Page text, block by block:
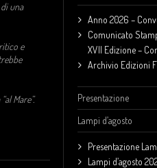
una
e
Mare”.
Anno 2026 –
Comunicato
XVII Edizione –
Archivio Edizioni
Presentazione
Lampi d’agosto
Presentazione
Lampi d’agosto